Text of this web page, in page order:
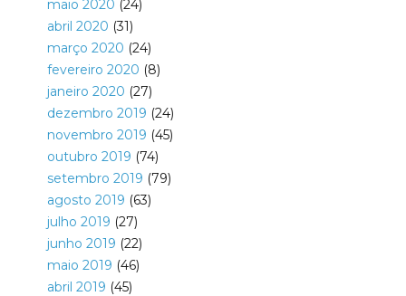
maio 2020 (24)
abril 2020 (31)
março 2020 (24)
fevereiro 2020 (8)
janeiro 2020 (27)
dezembro 2019 (24)
novembro 2019 (45)
outubro 2019 (74)
setembro 2019 (79)
agosto 2019 (63)
julho 2019 (27)
junho 2019 (22)
maio 2019 (46)
abril 2019 (45)